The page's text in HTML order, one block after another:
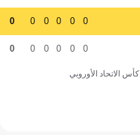
0
0
0
0
0
0
0
0
0
0
0
0
كأس الاتحاد الأوروبي